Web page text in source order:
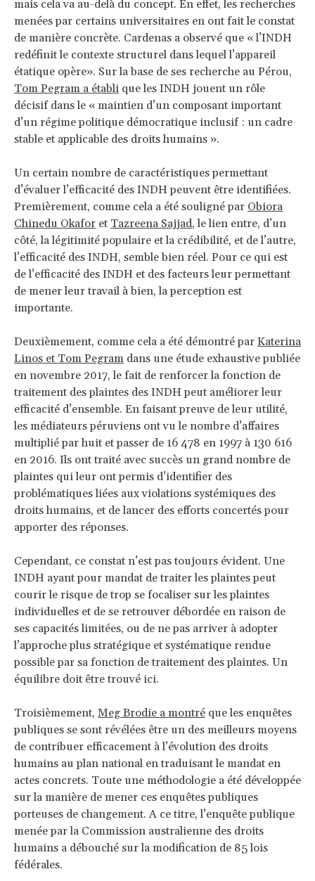
mais cela va au-delà du concept. En effet, les recherches
menées par certains universitaires en ont fait le constat
de manière concrète. Cardenas a observé que « l’INDH
redéfinit le contexte structurel dans lequel l’appareil
étatique opère». Sur la base de ses recherche au Pérou,
Tom Pegram a établi que les INDH jouent un rôle
décisif dans le « maintien d’un composant important
d’un régime politique démocratique inclusif : un cadre
stable et applicable des droits humains ».
Un certain nombre de caractéristiques permettant
d’évaluer l’efficacité des INDH peuvent être identifiées.
Premièrement, comme cela a été souligné par Obiora
Chinedu Okafor et Tazreena Sajjad, le lien entre, d’un
côté, la légitimité populaire et la crédibilité, et de l’autre,
l’efficacité des INDH, semble bien réel. Pour ce qui est
de l’efficacité des INDH et des facteurs leur permettant
de mener leur travail à bien, la perception est
importante.
Deuxièmement, comme cela a été démontré par Katerina
Linos et Tom Pegram dans une étude exhaustive publiée
en novembre 2017, le fait de renforcer la fonction de
traitement des plaintes des INDH peut améliorer leur
efficacité d’ensemble. En faisant preuve de leur utilité,
les médiateurs péruviens ont vu le nombre d’affaires
multiplié par huit et passer de 16 478 en 1997 à 130 616
en 2016. Ils ont traité avec succès un grand nombre de
plaintes qui leur ont permis d’identifier des
problématiques liées aux violations systémiques des
droits humains, et de lancer des efforts concertés pour
apporter des réponses.
Cependant, ce constat n’est pas toujours évident. Une
INDH ayant pour mandat de traiter les plaintes peut
courir le risque de trop se focaliser sur les plaintes
individuelles et de se retrouver débordée en raison de
ses capacités limitées, ou de ne pas arriver à adopter
l’approche plus stratégique et systématique rendue
possible par sa fonction de traitement des plaintes. Un
équilibre doit être trouvé ici.
Troisièmement, Meg Brodie a montré que les enquêtes
publiques se sont révélées être un des meilleurs moyens
de contribuer efficacement à l’évolution des droits
humains au plan national en traduisant le mandat en
actes concrets. Toute une méthodologie a été développée
sur la manière de mener ces enquêtes publiques
porteuses de changement. A ce titre, l’enquête publique
menée par la Commission australienne des droits
humains a débouché sur la modification de 85 lois
fédérales.